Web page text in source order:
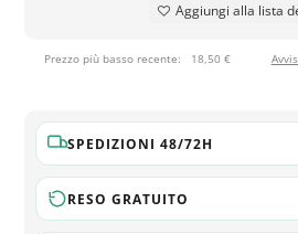
Aggiungi alla lista
Prezzo più basso recente: 18,50 €
SPEDIZIONI 48/72H
RESO GRATUITO